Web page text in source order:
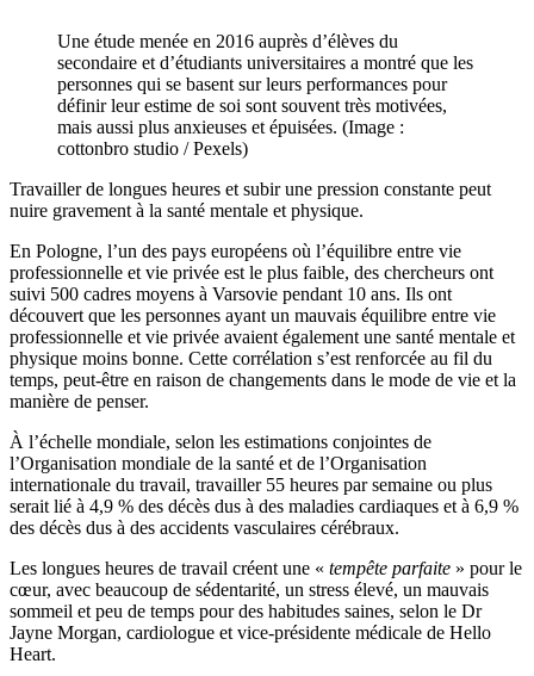
Une étude menée en 2016 auprès d’élèves du
secondaire et d’étudiants universitaires a montré que les
personnes qui se basent sur leurs performances pour
définir leur estime de soi sont souvent très motivées,
mais aussi plus anxieuses et épuisées. (Image :
cottonbro studio / Pexels)
Travailler de longues heures et subir une pression constante peut
nuire gravement à la santé mentale et physique.
En Pologne, l’un des pays européens où l’équilibre entre vie
professionnelle et vie privée est le plus faible, des chercheurs ont
suivi 500 cadres moyens à Varsovie pendant 10 ans. Ils ont
découvert que les personnes ayant un mauvais équilibre entre vie
professionnelle et vie privée avaient également une santé mentale et
physique moins bonne. Cette corrélation s’est renforcée au fil du
temps, peut-être en raison de changements dans le mode de vie et la
manière de penser.
À l’échelle mondiale, selon les estimations conjointes de
l’Organisation mondiale de la santé et de l’Organisation
internationale du travail, travailler 55 heures par semaine ou plus
serait lié à 4,9 % des décès dus à des maladies cardiaques et à 6,9 %
des décès dus à des accidents vasculaires cérébraux.
Les longues heures de travail créent une « tempête parfaite » pour le
cœur, avec beaucoup de sédentarité, un stress élevé, un mauvais
sommeil et peu de temps pour des habitudes saines, selon le Dr
Jayne Morgan, cardiologue et vice-présidente médicale de Hello
Heart.